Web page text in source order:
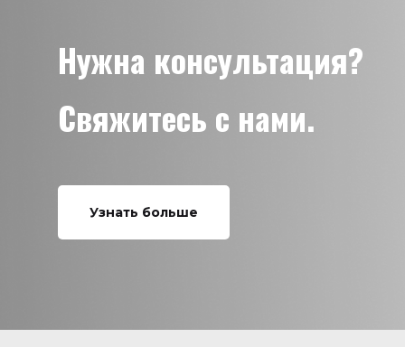
Нужна консультация?
Свяжитесь с нами.
Узнать больше